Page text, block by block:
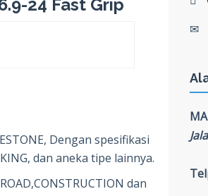
24 Fast Grip
Dengan spesifikasi
dan aneka tipe lainnya.
dan